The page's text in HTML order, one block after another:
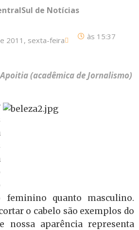
de Notícias
2011, sexta-feira às 15:37
(acadêmica de Jornalismo)
feminino quanto masculino.
o cabelo são exemplos do
nossa aparência representa